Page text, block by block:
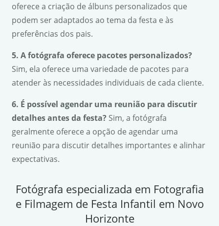
oferece a criação de álbuns personalizados que
podem ser adaptados ao tema da festa e às
preferências dos pais.
5. A fotógrafa oferece pacotes personalizados?
Sim, ela oferece uma variedade de pacotes para
atender às necessidades individuais de cada cliente.
6. É possível agendar uma reunião para discutir
detalhes antes da festa? Sim, a fotógrafa
geralmente oferece a opção de agendar uma
reunião para discutir detalhes importantes e alinhar
expectativas.
Fotógrafa especializada em Fotografia
e Filmagem de Festa Infantil em Novo
Horizonte